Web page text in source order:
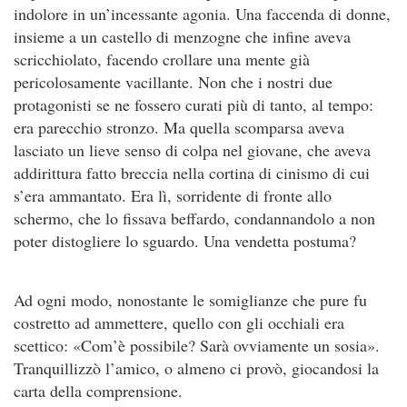
indolore in un’inces­sante agonia. Una faccenda di donne,
insieme a un castello di men­zogne che infine aveva
scricchiolato, facendo crollare una mente già
pericolosamente vacillante. Non che i nostri due
protagonisti se ne fossero curati più di tanto, al tempo:
era parecchio stronzo. Ma quella scomparsa aveva
lasciato un lieve senso di colpa nel gio­vane, che aveva
addirittura fatto breccia nella cortina di cinismo di cui
s’era ammantato. Era lì, sorridente di fronte allo
schermo, che lo fissava beffardo, condannandolo a non
poter distogliere lo sguardo. Una vendetta postuma?
Ad ogni modo, nonostante le somiglianze che pure fu
costretto ad ammettere, quello con gli occhiali era
scettico: «Com’è possi­bile? Sarà ovviamente un sosia».
Tranquillizzò l’amico, o almeno ci provò, giocandosi la
carta della comprensione.